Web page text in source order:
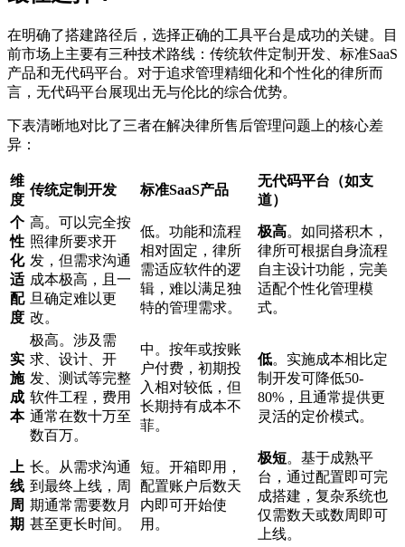
在明确了搭建路径后，选择正确的工具平台是成功的关键。目
前市场上主要有三种技术路线：传统软件定制开发、标准SaaS
产品和无代码平台。对于追求管理精细化和个性化的律所而
言，无代码平台展现出无与伦比的综合优势。
下表清晰地对比了三者在解决律所售后管理问题上的核心差
异：
维
度
传统定制开发 标准SaaS产品
无代码平台（如支
道）
个
性
化
适
配
度
高。可以完全按
照律所要求开
发，但需求沟通
成本极高，且一
旦确定难以更
改。
低。功能和流程
相对固定，律所
需适应软件的逻
辑，难以满足独
特的管理需求。
极高。如同搭积木，
律所可根据自身流程
自主设计功能，完美
适配个性化管理模
式。
实
施
成
本
极高。涉及需
求、设计、开
发、测试等完整
软件工程，费用
通常在数十万至
数百万。
中。按年或按账
户付费，初期投
入相对较低，但
长期持有成本不
菲。
低。实施成本相比定
制开发可降低50-
80%，且通常提供更
灵活的定价模式。
上
线
周
期
长。从需求沟通
到最终上线，周
期通常需要数月
甚至更长时间。
短。开箱即用，
配置账户后数天
内即可开始使
用。
极短。基于成熟平
台，通过配置即可完
成搭建，复杂系统也
仅需数天或数周即可
上线。